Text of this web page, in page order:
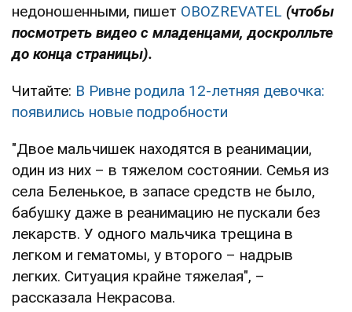
недоношенными, пишет OBOZREVATEL (чтобы
посмотреть видео с младенцами, доскролльте
до конца страницы).
Читайте: В Ривне родила 12-летняя девочка:
появились новые подробности
"Двое мальчишек находятся в реанимации,
один из них – в тяжелом состоянии. Семья из
села Беленькое, в запасе средств не было,
бабушку даже в реанимацию не пускали без
лекарств. У одного мальчика трещина в
легком и гематомы, у второго – надрыв
легких. Ситуация крайне тяжелая", –
рассказала Некрасова.